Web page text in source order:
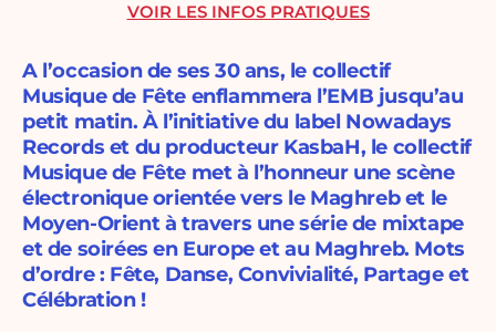
A l’occasion de ses 30 ans, le collectif
Musique de Fête enflammera l’EMB jusqu’au
petit matin. À l’initiative du label Nowadays
Records et du producteur KasbaH, le collectif
Musique de Fête met à l’honneur une scène
électronique orientée vers le Maghreb et le
Moyen-Orient à travers une série de mixtape
et de soirées en Europe et au Maghreb. Mots
d’ordre : Fête, Danse, Convivialité, Partage et
Célébration !
VOIR LES INFOS PRATIQUES